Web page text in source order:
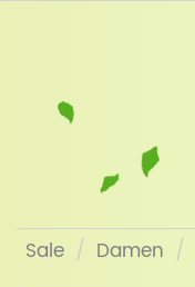
Sale Damen